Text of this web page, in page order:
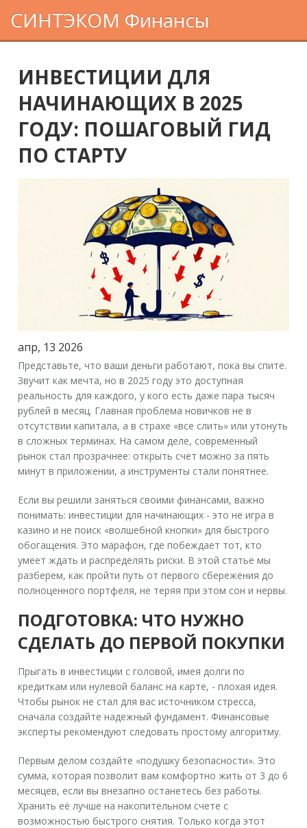
СИНТЭКОМ Финансы
ИНВЕСТИЦИИ ДЛЯ
НАЧИНАЮЩИХ В 2025
ГОДУ: ПОШАГОВЫЙ ГИД
ПО СТАРТУ
апр, 13 2026
Представьте, что ваши деньги работают, пока вы спите.
Звучит как мечта, но в 2025 году это доступная
реальность для каждого, у кого есть даже пара тысяч
рублей в месяц. Главная проблема новичков не в
отсутствии капитала, а в страхе «все слить» или утонуть
в сложных терминах. На самом деле, современный
рынок стал прозрачнее: открыть счет можно за пять
минут в приложении, а инструменты стали понятнее.
Если вы решили заняться своими финансами, важно
понимать:инвестиции для начинающих - это не игра в
казино и не поиск «волшебной кнопки» для быстрого
обогащения. Это марафон, где побеждает тот, кто
умеет ждать и распределять риски. В этой статье мы
разберем, как пройти путь от первого сбережения до
полноценного портфеля, не теряя при этом сон и нервы.
ПОДГОТОВКА: ЧТО НУЖНО
СДЕЛАТЬ ДО ПЕРВОЙ ПОКУПКИ
Прыгать в инвестиции с головой, имея долги по
кредиткам или нулевой баланс на карте, - плохая идея.
Чтобы рынок не стал для вас источником стресса,
сначала создайте надежный фундамент. Финансовые
эксперты рекомендуют следовать простому алгоритму.
Первым делом создайте «подушку безопасности». Это
сумма, которая позволит вам комфортно жить от 3 до 6
месяцев, если вы внезапно останетесь без работы.
Хранить её лучше на накопительном счете с
возможностью быстрого снятия. Только когда этот